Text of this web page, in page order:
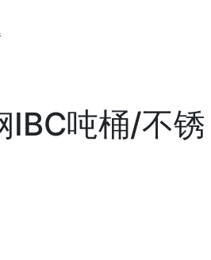
IBC吨桶/不锈